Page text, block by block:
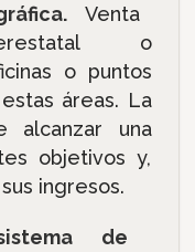
Venta
o
o puntos
áreas. La
alcanzar una
objetivos y,
ingresos.
de